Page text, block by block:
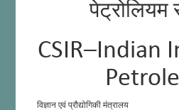
पेट्रोलियम
CSIR–Indian
विज्ञान एवं प्रौद्योगिकी मंत्रालय